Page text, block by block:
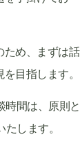
ため、まずは話
目指します。
時間は、原則と
します。